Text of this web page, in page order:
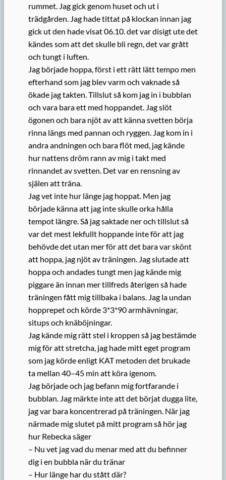
rummet. Jag gick genom huset och ut i
trädgården. Jag hade tittat på klockan innan jag
gick ut den hade visat 06.10. det var disigt ute det
kändes som att det skulle bli regn, det var grått
och tungt i luften.
Jag började hoppa, först i ett rätt lätt tempo men
efterhand som jag blev varm och vaknade så
ökade jag takten. Tillslut så kom jag in i bubblan
och vara bara ett med hoppandet. Jag slöt
ögonen och bara njöt av att känna svetten börja
rinna längs med pannan och ryggen. Jag kom in i
andra andningen och bara flöt med, jag kände
hur nattens dröm rann av mig i takt med
rinnandet av svetten. Det var en rensning av
själen att träna.
Jag vet inte hur länge jag hoppat. Men jag
började känna att jag inte skulle orka hålla
tempot längre. Så jag saktade ner och tillslut så
var det mest lekfullt hoppande inte för att jag
behövde det utan mer för att det bara var skönt
att hoppa, jag njöt av träningen. Jag slutade att
hoppa och andades tungt men jag kände mig
piggare än innan mer tillfreds återigen så hade
träningen fått mig tillbaka i balans. Jag la undan
hopprepet och körde 3*3*90 armhävningar,
situps och knäböjningar.
Jag kände mig rätt stel i kroppen så jag bestämde
mig för att stretcha, jag hade mitt eget program
som jag körde enligt KAT metoden det brukade
ta mellan 40–45 min att köra igenom.
Jag började och jag befann mig fortfarande i
bubblan. Jag märkte inte att det börjat dugga lite,
jag var bara koncentrerad på träningen. När jag
närmade mig slutet på mitt program så hör jag
hur Rebecka säger
– Nu vet jag vad du menar med att du befinner
dig i en bubbla när du tränar
– Hur länge har du stått där?